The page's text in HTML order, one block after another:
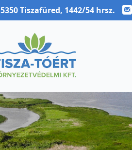
5350 Tiszafüred, 1442/54 hrsz.